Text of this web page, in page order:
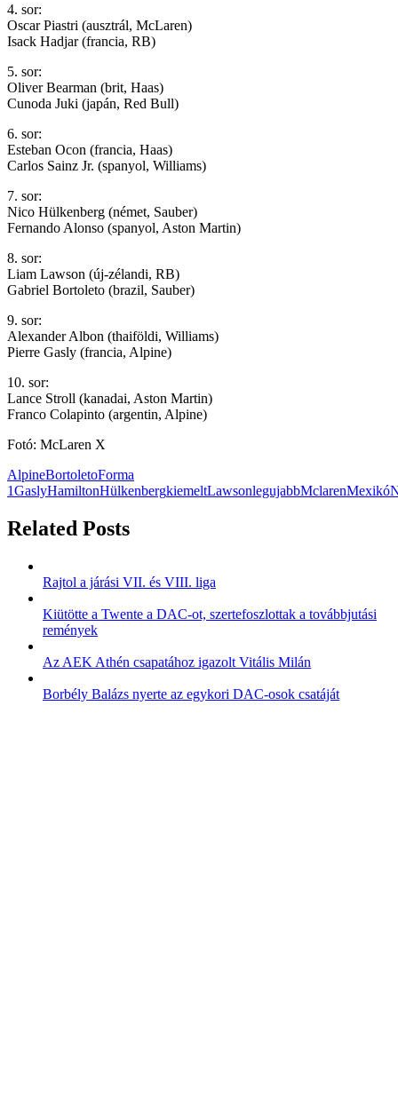
4. sor:
Oscar Piastri (ausztrál, McLaren)
Isack Hadjar (francia, RB)
5. sor:
Oliver Bearman (brit, Haas)
Cunoda Juki (japán, Red Bull)
6. sor:
Esteban Ocon (francia, Haas)
Carlos Sainz Jr. (spanyol, Williams)
7. sor:
Nico Hülkenberg (német, Sauber)
Fernando Alonso (spanyol, Aston Martin)
8. sor:
Liam Lawson (új-zélandi, RB)
Gabriel Bortoleto (brazil, Sauber)
9. sor:
Alexander Albon (thaiföldi, Williams)
Pierre Gasly (francia, Alpine)
10. sor:
Lance Stroll (kanadai, Aston Martin)
Franco Colapinto (argentin, Alpine)
Fotó: McLaren X
AlpineBortoletoForma
1GaslyHamiltonHülkenbergkiemeltLawsonlegujabbMclarenMexikó
Related Posts
Rajtol a járási VII. és VIII. liga
Kiütötte a Twente a DAC-ot, szertefoszlottak a továbbjutási
remények
Az AEK Athén csapatához igazolt Vitális Milán
Borbély Balázs nyerte az egykori DAC-osok csatáját